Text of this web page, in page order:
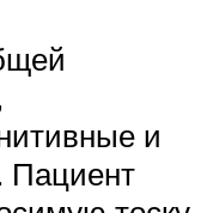
и
Пациент